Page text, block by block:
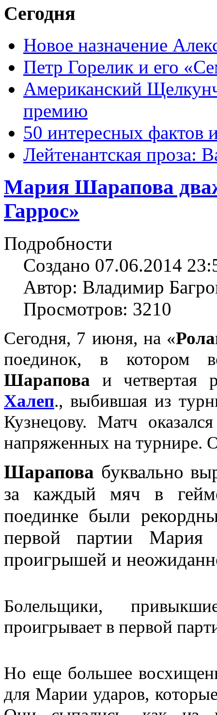
Сегодня
Новое назначение
Петр Горелик и его
Американский
премию
50 интересных фактов
Лейтенантская проза:
Мария Шарапова
Гаррос»
Подробности
Создано 07.06.2014
Автор: Владимир
Просмотров: 3210
Сегодня, 7 июня, на «
поединок, в котором
Шарапова и четвертая
Халеп., выбившая из
Кузнецову. Матч
напряженных на турнире.
Шарапова буквально
за каждый мяч в
поединке были
первой партии Мария
проигрышей и
Болельщики,
проигрывает в первой
Но еще большее
для Марии ударов,